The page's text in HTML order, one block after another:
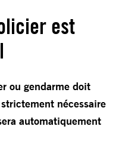
est
ou gendarme doit
nécessaire
automatiquement